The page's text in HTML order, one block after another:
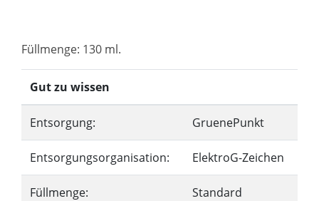
Füllmenge: 130 ml.
Gut zu wissen
Entsorgung: GruenePunkt
Entsorgungsorganisation: ElektroG-Zeichen
Füllmenge: Standard